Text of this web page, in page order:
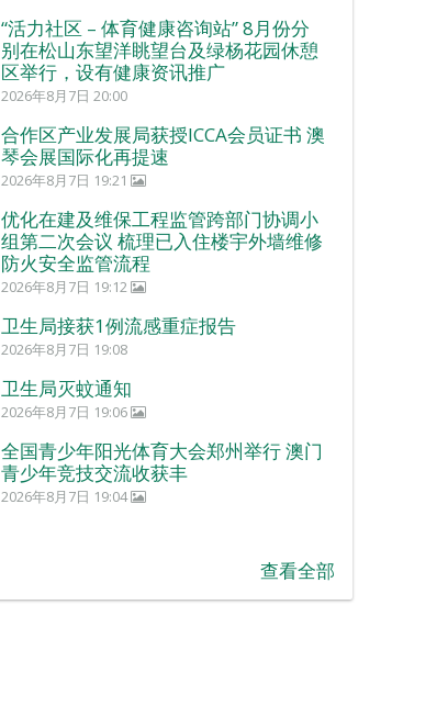
“活力社区 – 体育健康咨询站” 8月份分
别在松山东望洋眺望台及绿杨花园休憩
区举行，设有健康资讯推广
2026年8月7日 20:00
合作区产业发展局获授ICCA会员证书 澳
琴会展国际化再提速
2026年8月7日 19:21
优化在建及维保工程监管跨部门协调小
组第二次会议 梳理已入住楼宇外墙维修
防火安全监管流程
2026年8月7日 19:12
卫生局接获1例流感重症报告
2026年8月7日 19:08
卫生局灭蚊通知
2026年8月7日 19:06
全国青少年阳光体育大会郑州举行 澳门
青少年竞技交流收获丰
2026年8月7日 19:04
查看全部